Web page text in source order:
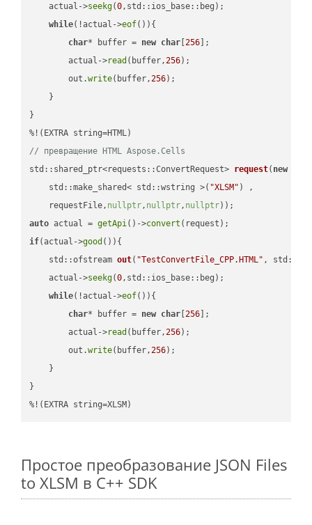
    actual->
seekg(0,std::ios_base::beg);
while(!actual->eof()){
char* buffer = new char [256 ];
        actual->
read (buffer,256);
        out.
write(buffer,256);
    }
}
// превращение HTML Aspose.Cells
std::shared_ptr<requests::ConvertRequest> request( new
    std::make_shared< std::wstring >(
"XLSM" ) ,
    requestFile,
nullptr, nullptr, nullptr))
auto actual = getApi()->convert
if(actual->good ()){
std::ofstream out( "TestConvertFile_CPP.HTML" ,
    actual->
seekg(0,std::ios_base::beg);
while(!actual->eof()){
char* buffer = new char [256 ];
        actual->
read (buffer,256);
        out.
write(buffer,256);
    }
}
%!(EXTRA string=XLSM)
Простое преобразование JSON Files
to XLSM в C++ SDK